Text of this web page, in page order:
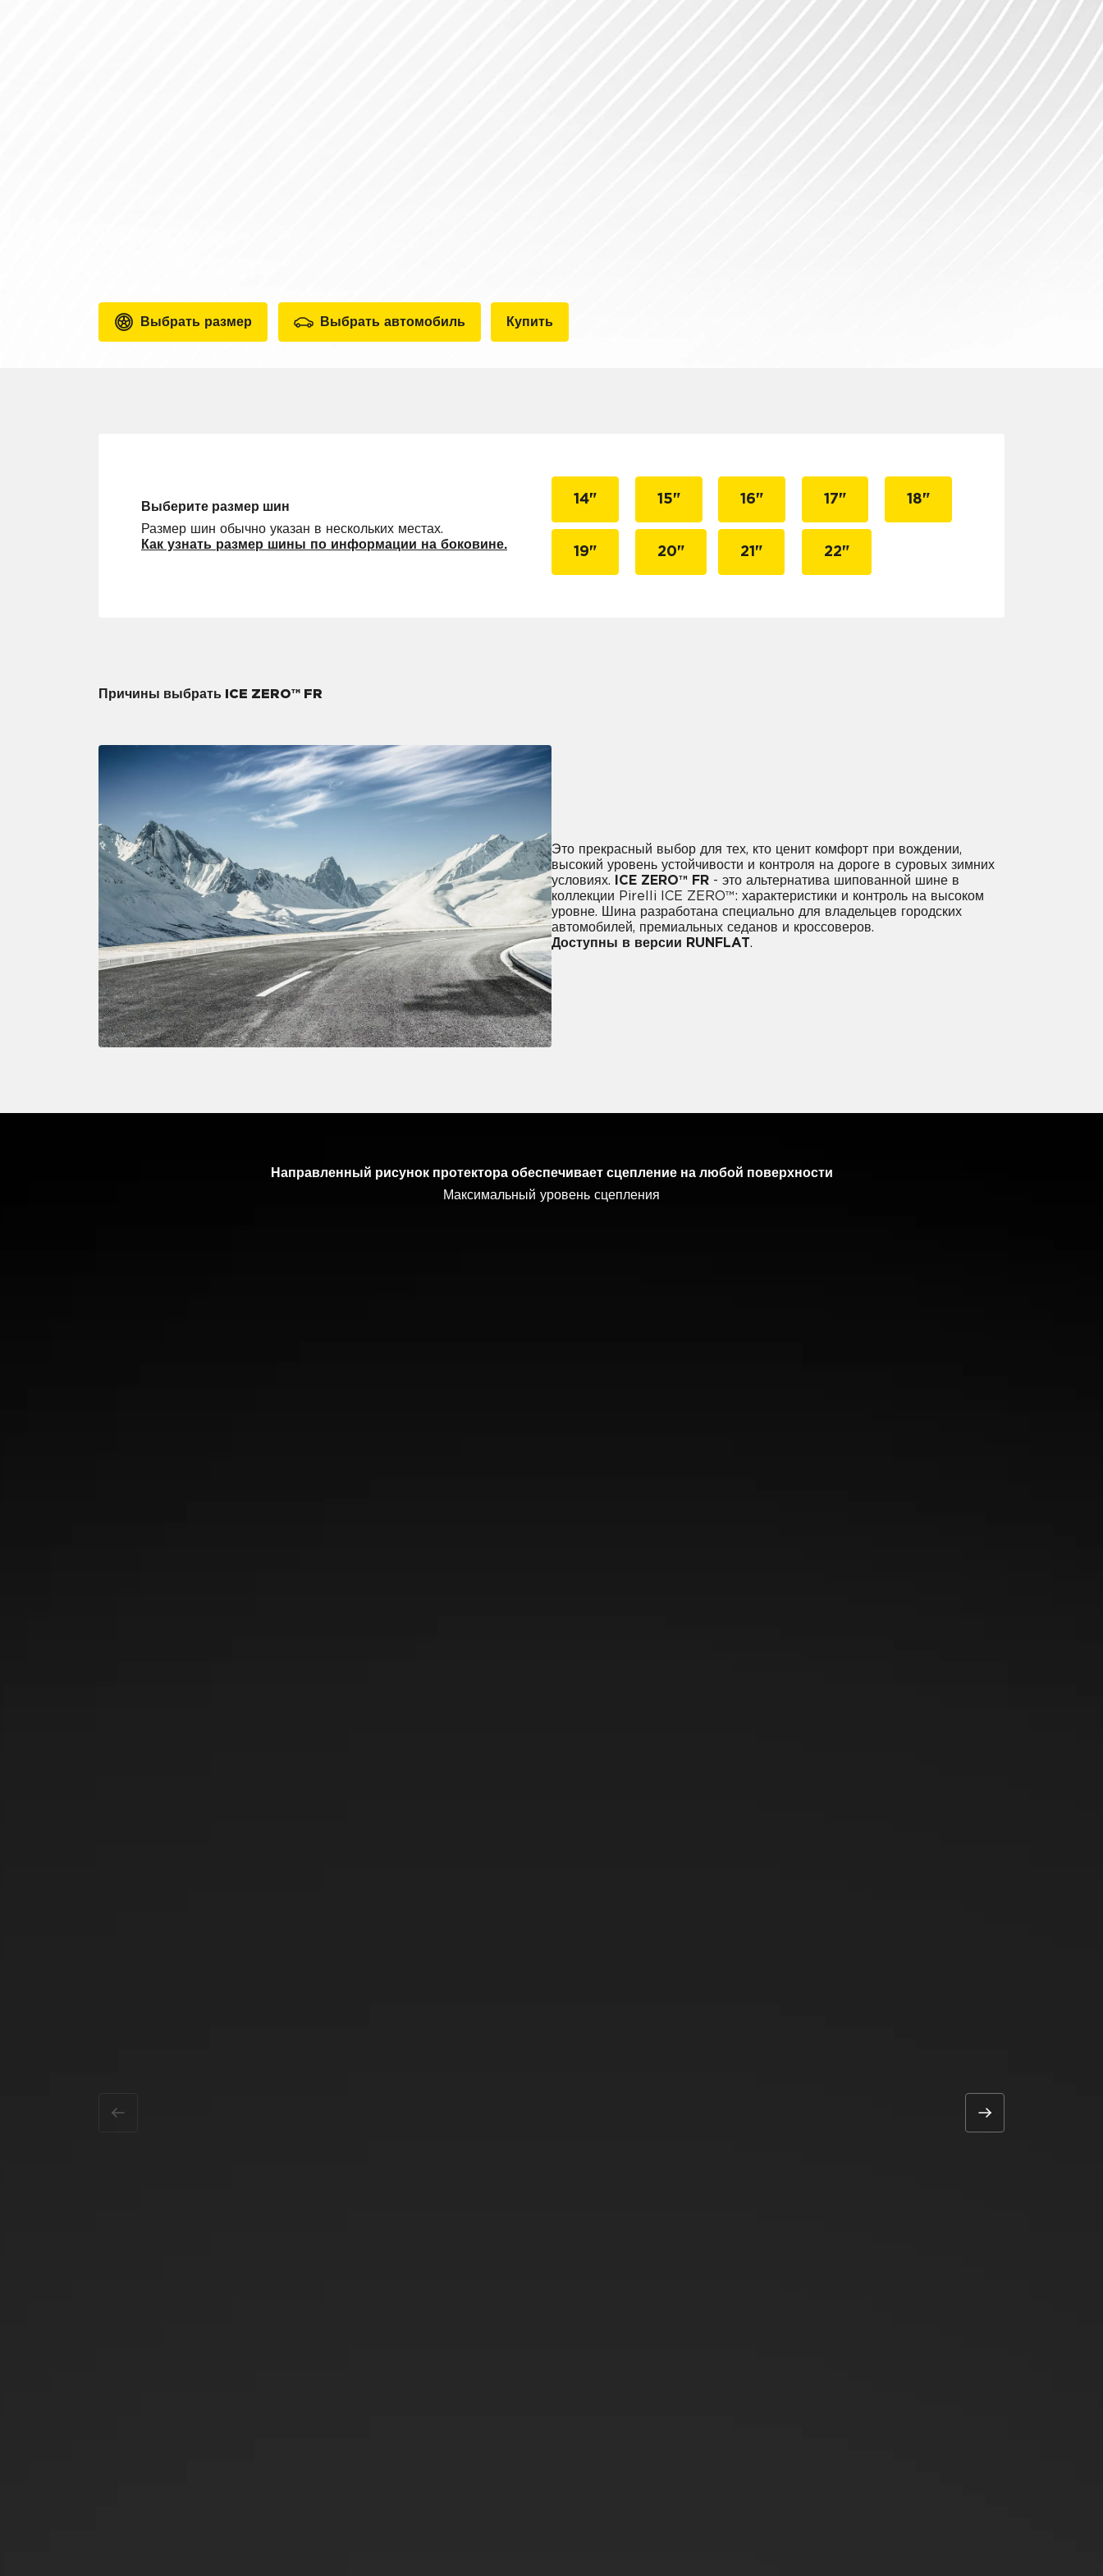
Выбрать размер Выбрать автомобиль Купить
Выберите размер шин
Размер шин обычно указан в нескольких местах.
Как узнать размер шины по информации на боковине.
14" 15" 16" 17" 18"
19" 20" 21" 22"
Причины выбрать ICE ZERO™ FR
Это прекрасный выбор для тех, кто ценит комфорт при вождении,
высокий уровень устойчивости и контроля на дороге в суровых зимних
условиях.
ICE ZERO™ FR - это альтернатива шипованной шине в
коллекции Pirelli ICE ZERO™: характеристики и контроль на высоком
уровне. Шина разработана специально для владельцев городских
автомобилей, премиальных седанов и кроссоверов.
Доступны в версии RUNFLAT.
Направленный рисунок протектора обеспечивает сцепление на любой поверхности
Максимальный уровень сцепления
Улучшенное сцепление на льду
Отличное сцепление на снегу
Увеличенное пятно контакта и равномерное распределение давления в шине позволяют достичь лучшего сцепления и